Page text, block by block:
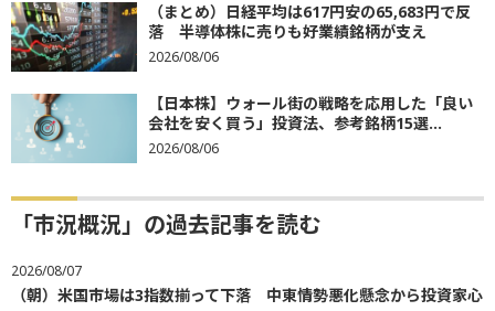
（まとめ）日経平均は617円安の65,683円で反
落 半導体株に売りも好業績銘柄が支え
2026/08/06
【日本株】ウォール街の戦略を応用した「良い
会社を安く買う」投資法、参考銘柄15選...
2026/08/06
「市況概況」の過去記事を読む
2026/08/07
（朝）米国市場は3指数揃って下落 中東情勢悪化懸念から投資家心